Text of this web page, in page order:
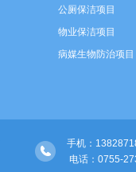
公厕保洁项目
物业保洁项目
病媒生物防治项目
智慧环卫建设
河道保洁项目
绿化管养项目
手机：
 电话：